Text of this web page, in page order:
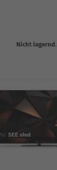
Nicht lagernd